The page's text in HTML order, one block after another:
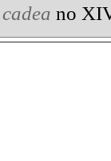
cadea no